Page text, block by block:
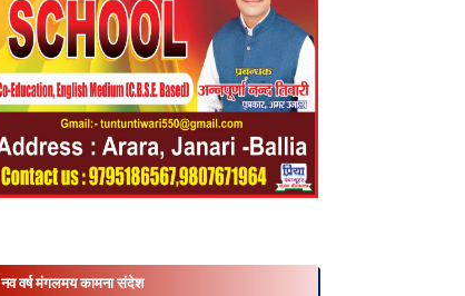
नव वर्ष मंगलमय कामना संदेश